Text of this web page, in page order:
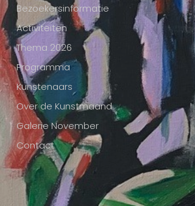
Bezoekersinformatie
Activiteiten
Thema 2026
Programma
Kunstenaars
Over de Kunstmaand
Galerie November
Contact